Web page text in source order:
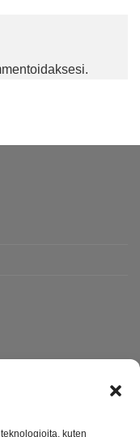
kuten